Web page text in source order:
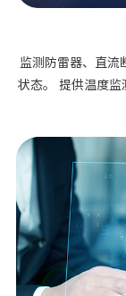
监测防雷器、直流
状态。 提供温度监